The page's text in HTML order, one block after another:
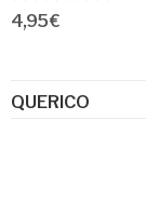
QUERICO
4,95 €